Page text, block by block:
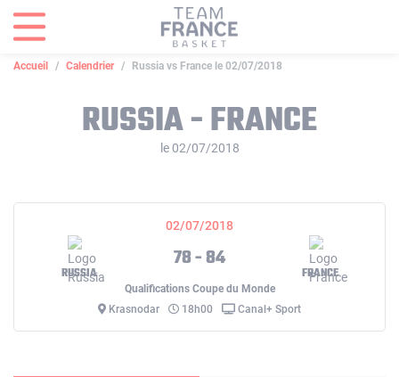
Accueil Calendrier Russia vs France le 02/07/2018
RUSSIA - FRANCE
le 02/07/2018
02/07/2018
RUSSIA
78 - 84
FRANCE
Qualifications Coupe du Monde
Krasnodar
18h00 Canal+ Sport
Panneau de gestion des cookies